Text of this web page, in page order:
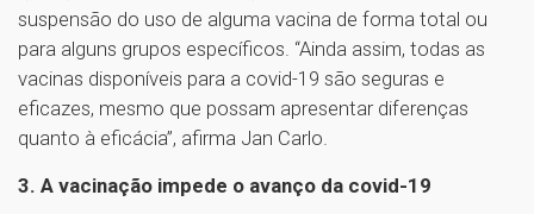
suspensão do uso de alguma vacina de forma total ou
para alguns grupos específicos. “Ainda assim, todas as
vacinas disponíveis para a covid-19 são seguras e
eficazes, mesmo que possam apresentar diferenças
quanto à eficácia”, afirma Jan Carlo.
3. A vacinação impede o avanço da covid-19